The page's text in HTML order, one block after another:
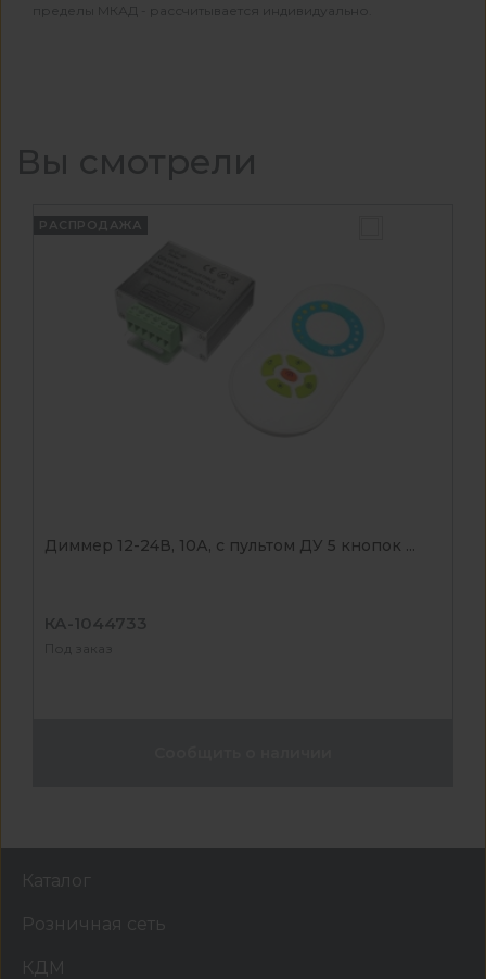
пределы МКАД - рассчитывается индивидуально.
Вы смотрели
РАСПРОДАЖА
Диммер 12-24В, 10А, c пультом ДУ 5 кнопок ...
КА-1044733
Под заказ
Каталог
Розничная сеть
КДМ